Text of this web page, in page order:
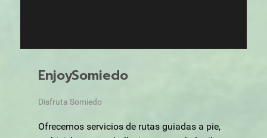
EnjoySomiedo
Disfruta Somiedo
Ofrecemos servicios de rutas guiadas a pie,